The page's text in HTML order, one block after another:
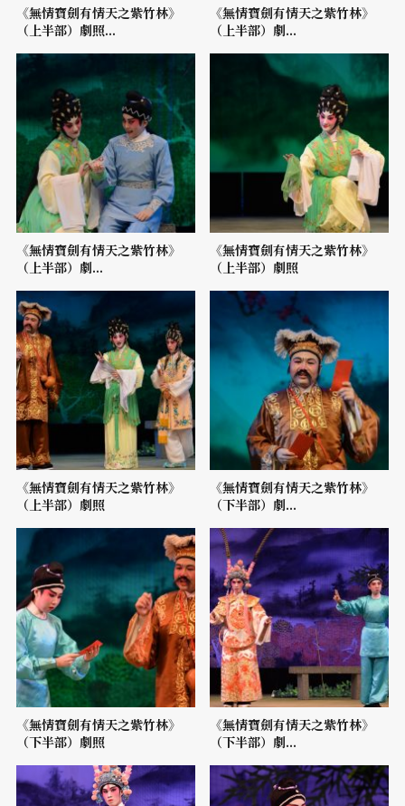
《無情寶劍有情天之紫竹林》
（上半部）劇照...
《無情寶劍有情天之紫竹林》
（上半部）劇...
《無情寶劍有情天之紫竹林》
（上半部）劇...
《無情寶劍有情天之紫竹林》
（上半部）劇照
《無情寶劍有情天之紫竹林》
（上半部）劇照
《無情寶劍有情天之紫竹林》
（下半部）劇...
《無情寶劍有情天之紫竹林》
（下半部）劇照
《無情寶劍有情天之紫竹林》
（下半部）劇...